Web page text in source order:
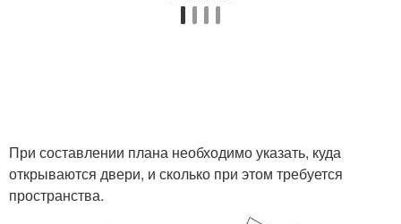
При составлении плана необходимо указать, куда
открываются двери, и сколько при этом требуется
пространства.